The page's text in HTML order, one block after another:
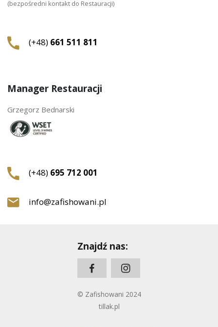
(bezpośredni kontakt do Restauracji)
(+48) 661 511 811
Manager Restauracji
Grzegorz Bednarski
(+48) 695 712 001
info@zafishowani.pl
Znajdź nas:
© Zafishowani 2024
tillak.pl